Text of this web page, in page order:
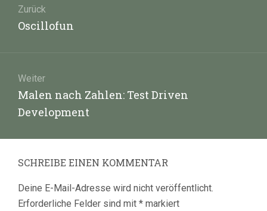
Zurück
Vorheriger
Oscillofun
Weiter
Nächster
Beitrag:
Malen nach Zahlen: Test Driven
Development
SCHREIBE EINEN KOMMENTAR
Deine E-Mail-Adresse wird nicht veröffentlicht.
Erforderliche Felder sind mit * markiert